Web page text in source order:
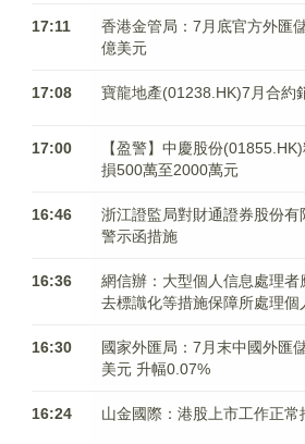
17:11
香港金管局：7月底官方外匯
億美元
17:08 寶龍地產(01238.HK)7月合約
17:00
【盈警】中慶股份
損500萬至2000萬元
16:46
浙江證監局對財通證券股份有
警示函措施
16:36
網信辦：大型個人信息處理者
去標識化等措施保障所處理個
16:30
國家外匯局：7月末中國外匯
美元 升幅0.07%
16:24 山金國際：港股上市工作正常